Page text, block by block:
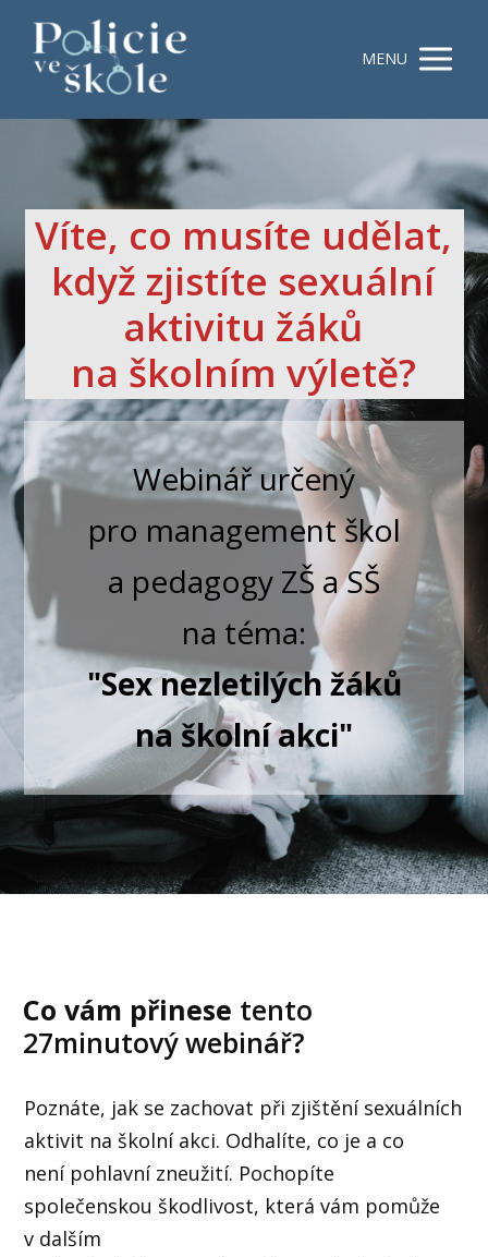
MENU
Víte, co musíte udělat,
když zjistíte sexuální
aktivitu žáků
na školním výletě?
Webinář určený
pro management škol
a pedagogy ZŠ a SŠ
na téma:
"Sex nezletilých žáků
na školní akci"
Co vám přinese tento
27minutový webinář?
Poznáte, jak se zachovat při zjištění sexuálních
aktivit na školní akci. Odhalíte, co je a co
není pohlavní zneužití. Pochopíte
společenskou škodlivost, která vám pomůže
v dalším